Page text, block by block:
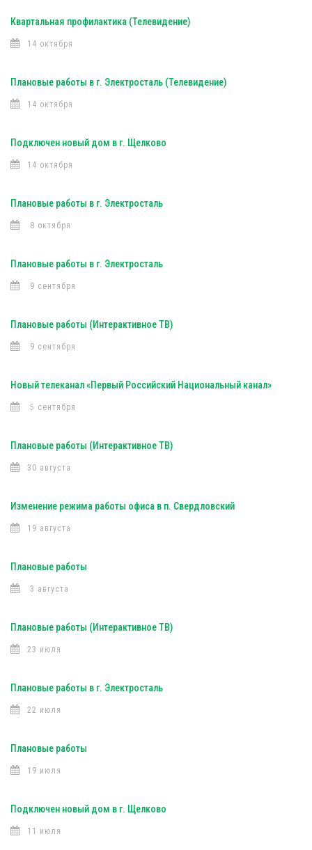
Квартальная профилактика (Телевидение)
14 октября
Плановые работы в г. Электросталь (Телевидение)
14 октября
Подключен новый дом в г. Щелково
14 октября
Плановые работы в г. Электросталь
8 октября
Плановые работы в г. Электросталь
9 сентября
Плановые работы (Интерактивное ТВ)
9 сентября
Новый телеканал «Первый Российский Национальный канал»
5 сентября
Плановые работы (Интерактивное ТВ)
30 августа
Изменение режима работы офиса в п. Свердловский
19 августа
Плановые работы
3 августа
Плановые работы (Интерактивное ТВ)
23 июля
Плановые работы в г. Электросталь
22 июля
Плановые работы
19 июля
Подключен новый дом в г. Щелково
11 июля